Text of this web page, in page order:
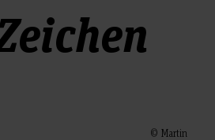
© Martin